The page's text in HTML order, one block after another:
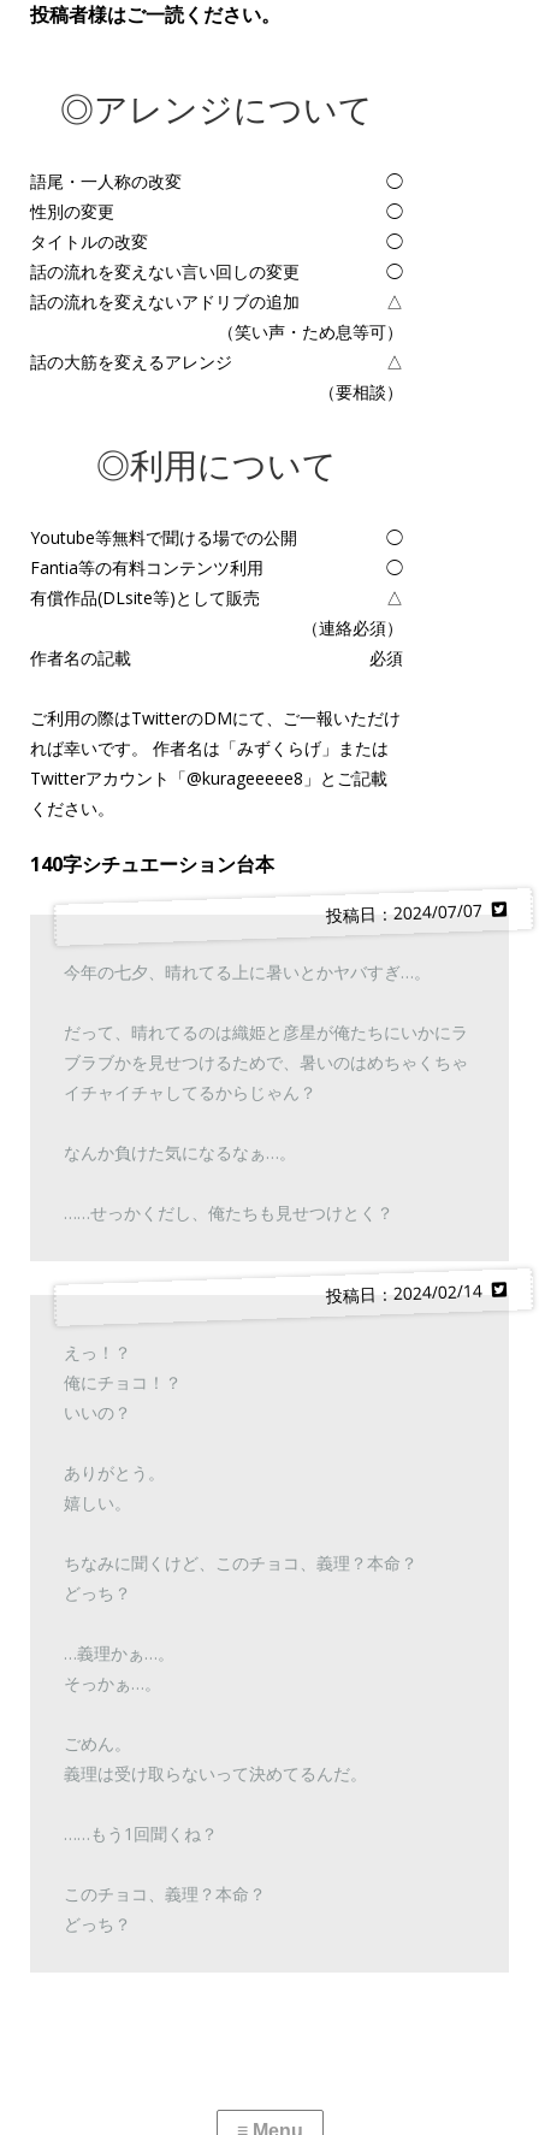
投稿者様はご一読ください。
◎アレンジについて
語尾・一人称の改変
◯
性別の変更
◯
タイトルの改変
◯
話の流れを変えない言い回しの変更
◯
話の流れを変えないアドリブの追加
△
（笑い声・ため息等可）
話の大筋を変えるアレンジ
△
（要相談）
◎利用について
Youtube等無料で聞ける場での公開
◯
Fantia等の有料コンテンツ利用
◯
有償作品(DLsite等)として販売
△
（連絡必須）
作者名の記載
必須
ご利用の際はTwitterのDMにて、ご一報いただけ
れば幸いです。 作者名は「みずくらげ」または
Twitterアカウント「@kurageeeee8 」とご記載
ください。
140字シチュエーション台本
投稿日：2024/07/07
今年の七夕、晴れてる上に暑いとかヤバすぎ…。
だって、晴れてるのは織姫と彦星が俺たちにいかにラ
ブラブかを見せつけるためで、暑いのはめちゃくちゃ
イチャイチャしてるからじゃん？
なんか負けた気になるなぁ…。
……せっかくだし、俺たちも見せつけとく？
投稿日：2024/02/14
えっ！？
俺にチョコ！？
いいの？
ありがとう。
嬉しい。
ちなみに聞くけど、このチョコ、義理？本命？
どっち？
…義理かぁ…。
そっかぁ…。
ごめん。
義理は受け取らないって決めてるんだ。
……もう1回聞くね？
このチョコ、義理？本命？
どっち？